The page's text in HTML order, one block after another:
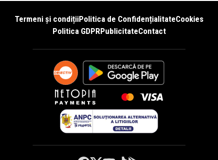
Termeni și condițiiPolitica de ConfidențialitateCookies
Politica GDPRPublicitateContact